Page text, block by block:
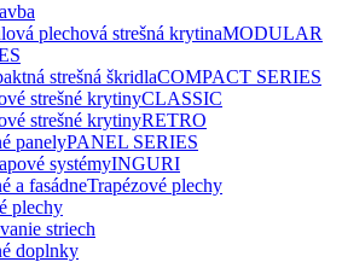
plechová strešná krytinaMODULAR
strešná škridlaCOMPACT SERIES
strešné krytinyCLASSIC
strešné krytinyRETRO
panelyPANEL SERIES
systémyINGURI
a fasádneTrapézové plechy
plechy
striech
doplnky